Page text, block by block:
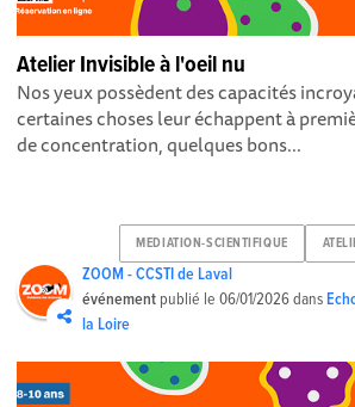
Atelier Invisible à l'oeil nu
Nos yeux possèdent des capacités
certaines choses leur échappent à
de concentration, quelques bons...
MEDIATION-SCIENTIFIQUE
ZOOM - CCSTI de Laval
événement publié le06/01/2026dans
la Loire